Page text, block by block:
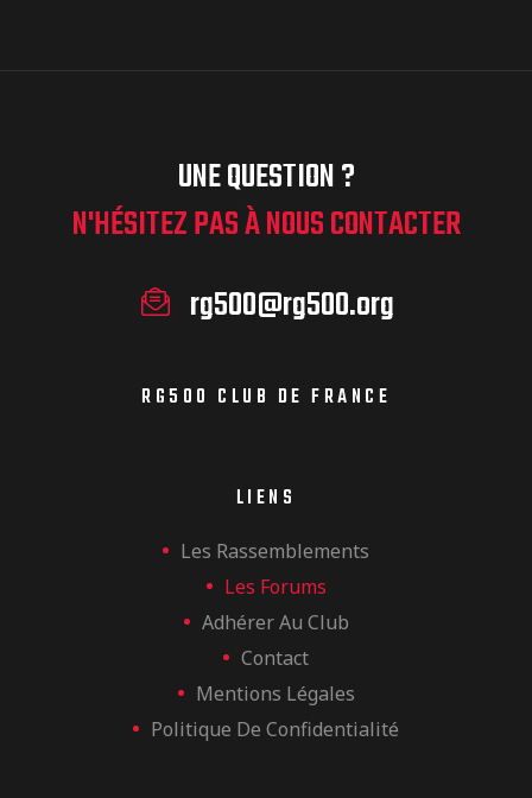
UNE QUESTION ?
N'HÉSITEZ PAS À NOUS CONTACTER
rg500@rg500.org
RG500 CLUB DE FRANCE
LIENS
Les Rassemblements
Les Forums
Adhérer Au Club
Contact
Mentions Légales
Politique De Confidentialité